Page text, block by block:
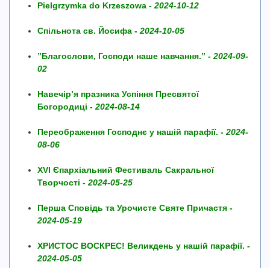
Pielgrzymka do Krzeszowa - 2024-10-12
Спільнота св. Йосифа - 2024-10-05
”Благослови, Господи наше навчання.” - 2024-09-
02
Навечір’я празника Успіння Пресвятої
Богородиці - 2024-08-14
Переображення Господнє у нашій парафії. - 2024-
08-06
XVI Єпархіальний Фестиваль Сакральної
Творчості - 2024-05-25
Перша Сповідь та Урочисте Святе Причастя -
2024-05-19
ХРИСТОС ВОСКРЕС! Великдень у нашій парафії. -
2024-05-05